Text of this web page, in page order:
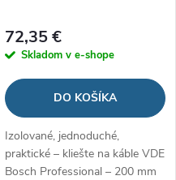
72,35 €
Skladom v e-shope
DO KOŠÍKA
Izolované, jednoduché,
praktické – kliešte na káble VDE
Bosch Professional – 200 mm